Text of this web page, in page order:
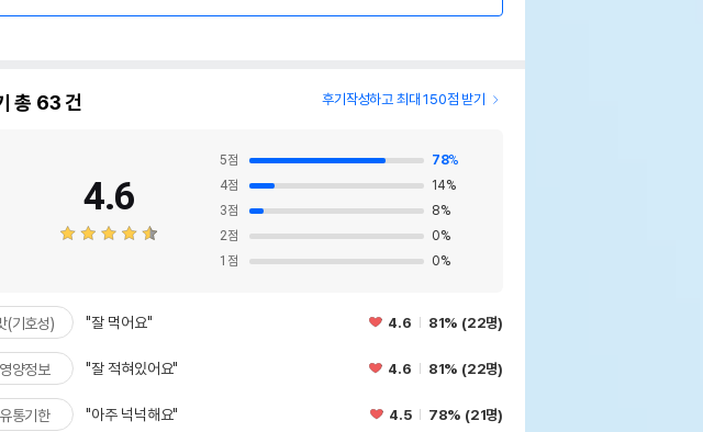
총 63건 후기작성하고 최대 150점 받기
4.6
5점 78%
4점 14%
3점 8%
2점 0%
1 점 0%
(기호성) "잘 먹어요" 4.6 81% (22명)
영양정보 "잘 적혀있어요" 4.6 81% (22명)
유통기한 "아주 넉넉해요" 4.5 78% (21명)